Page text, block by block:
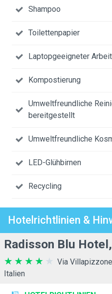
Shampoo
Toilettenpapier
Laptopgeeigneter
Kompostierung
Umweltfreundliche
bereitgestellt
Umweltfreundliche
LED-Glühbirnen
Recycling
Hotelrichtlinien &
Radisson Blu
Via
Italien